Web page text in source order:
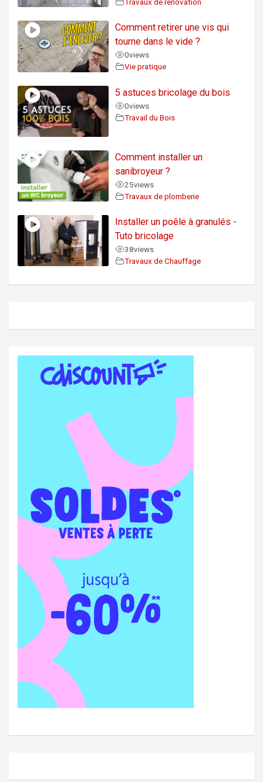
Comment retirer une vis qui
tourne dans le vide ?
0views
Vie pratique
5 astuces bricolage du bois
0views
Travail du Bois
Comment installer un
sanibroyeur ?
25views
Travaux de plomberie
Installer un poêle à granulés -
Tuto bricolage
38views
Travaux de Chauffage